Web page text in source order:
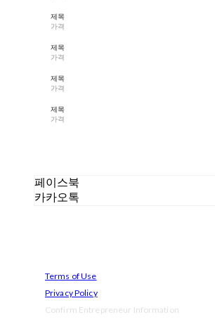
제목
가격
제목
가격
제목
가격
제목
가격
페이스북
카카오톡
Terms of Use
Privacy Policy
Confirm Entrepreneur Information